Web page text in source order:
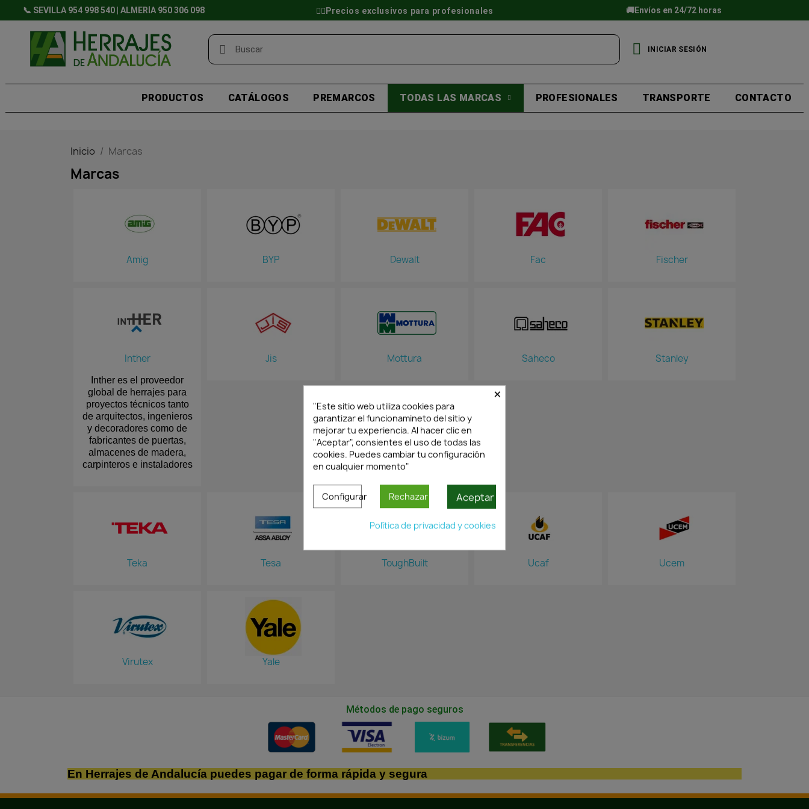
📞 SEVILLA 954 998 540 | ALMERÍA 950 306 098 👷‍♂️Precios exclusivos para profesionales 🚚Envíos en 24/72 horas
INICIAR SESIÓN
PRODUCTOS CATÁLOGOS PREMARCOS TODAS LAS MARCAS PROFESIONALES TRANSPORTE CONTACTO
Inicio Marcas
Marcas
Amig BYP Dewalt Fac Fischer
Inther
Inther es el proveedor
global de herrajes para
proyectos técnicos tanto
de arquitectos, ingenieros
y decoradores como de
fabricantes de puertas,
almacenes de madera,
carpinteros e instaladores
Jis Mottura Saheco Stanley
Teka Tesa ToughBuilt Ucaf Ucem
Virutex Yale
Métodos de pago seguros
En Herrajes de Andalucía puedes pagar de forma rápida y segura
×
"Este sitio web utiliza cookies para
garantizar el funcionamineto del sitio y
mejorar tu experiencia. Al hacer clic en
"Aceptar", consientes el uso de todas las
cookies. Puedes cambiar tu configuración
en cualquier momento"
Configurar Rechazar Aceptar
Política de privacidad y cookies